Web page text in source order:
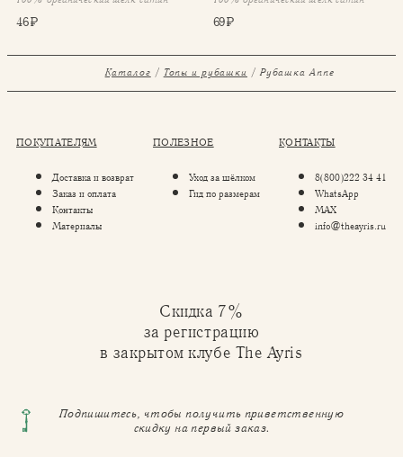
46 ₽ 69 ₽
Каталог Топы и рубашки Рубашка Anne
ПОКУПАТЕЛЯМ
Доставка и возврат
Заказ и оплата
Контакты
Материалы
ПОЛЕЗНОЕ
Уход за шёлком
Гид по размерам
КОНТАКТЫ
8(800)222 34 41
WhatsApp
MAX
info@theayris.ru
Скидка 7%
за регистрацию
в закрытом клубе The Ayris
Подпишитесь, чтобы получить приветственную
скидку на первый заказ.